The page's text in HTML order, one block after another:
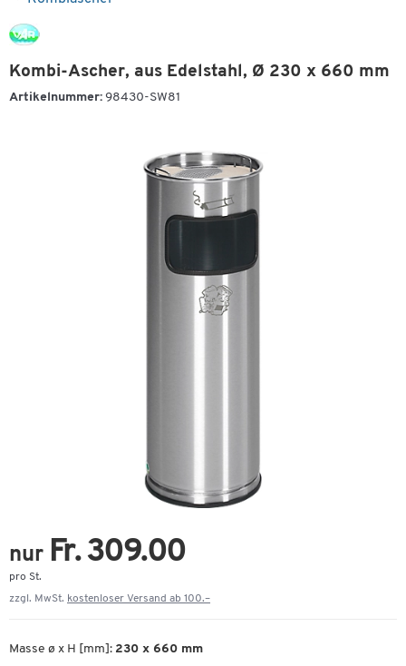
Kombi-Ascher, aus Edelstahl, Ø 230 x 660 mm
Artikelnummer: 98430-SW81
nur Fr. 309.00
pro St.
zzgl. MwSt. kostenloser Versand ab 100.–
Masse ø x H [mm]: 230 x 660 mm